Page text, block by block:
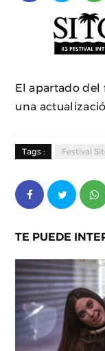
El apartado del
una
Tags : Festival
TE PUEDE